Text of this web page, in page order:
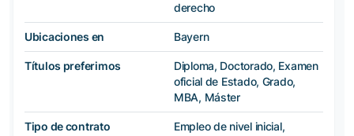
derecho
Ubicaciones en Bayern
Títulos preferimos
Diploma, Doctorado, Examen
oficial de Estado, Grado,
MBA, Máster
Tipo de contrato
Empleo de nivel inicial,